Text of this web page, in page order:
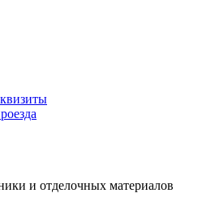
и отделочных материалов